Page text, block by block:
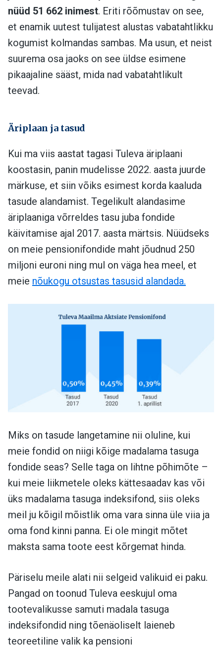
nüüd 51 662 inimest. Eriti rõõmustav on see,
et enamik uutest tulijatest alustas vabatahtlikku
kogumist kolmandas sambas. Ma usun, et neist
suurema osa jaoks on see üldse esimene
pikaajaline sääst, mida nad vabatahtlikult
teevad.
Äriplaan ja tasud
Kui ma viis aastat tagasi Tuleva äriplaani
koostasin, panin mudelisse 2022. aasta juurde
märkuse, et siin võiks esimest korda kaaluda
tasude alandamist. Tegelikult alandasime
äriplaaniga võrreldes tasu juba fondide
käivitamise ajal 2017. aasta märtsis. Nüüdseks
on meie pensionifondide maht jõudnud 250
miljoni euroni ning mul on väga hea meel, et
meie nõukogu otsustas tasusid alandada.
Miks on tasude langetamine nii oluline, kui
meie fondid on niigi kõige madalama tasuga
fondide seas? Selle taga on lihtne põhimõte –
kui meie liikmetele oleks kättesaadav kas või
üks madalama tasuga indeksifond, siis oleks
meil ju kõigil mõistlik oma vara sinna üle viia ja
oma fond kinni panna. Ei ole mingit mõtet
maksta sama toote eest kõrgemat hinda.
Päriselu meile alati nii selgeid valikuid ei paku.
Pangad on toonud Tuleva eeskujul oma
tootevalikusse samuti madala tasuga
indeksifondid ning tõenäoliselt laieneb
teoreetiline valik ka pensioni